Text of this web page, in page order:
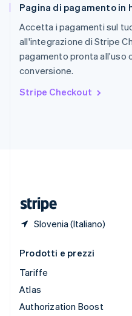
Pagina di pagamento in
Accetta i pagamenti sul
all'integrazione di Stripe
pagamento pronta all'uso
conversione.
Stripe Checkout
Slovenia (Italiano)
Slovacchia
English
Slovenia
EnglishItaliano
Spagna
EspañolEnglish
EnglishEspañol 简体中文
Prodotti e prezzi
Tariffe
Atlas
Authorization Boost